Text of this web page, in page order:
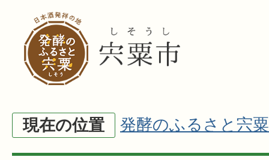
現在の位置 発酵のふるさと宍粟